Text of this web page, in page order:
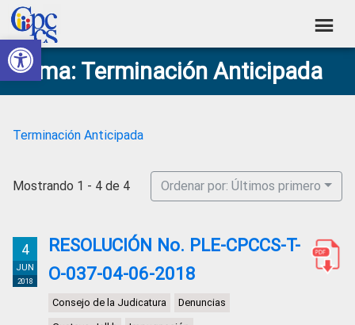
Abrir barra de herramientas
Skip
to
primary
navigation
Skip
to
main
content
Skip
to
primary
sidebar
Skip
to
footer
Consejo
de
Ciudadana
Control
Construyendo
Poder
Ciudadano
Tema: Terminación Anticipada
Terminación Anticipada
Mostrando 1 - 4 de 4 Ordenar por: Últimos primero
4
JUN
2018
RESOLUCIÓN No. PLE-CPCCS-T-
O-037-04-06-2018
Consejo de la Judicatura Denuncias